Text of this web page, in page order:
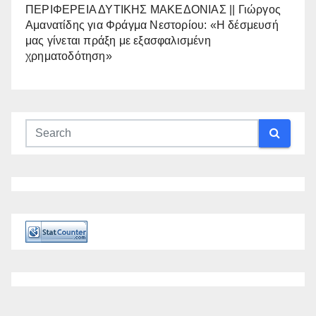
ΠΕΡΙΦΕΡΕΙΑ ΔΥΤΙΚΗΣ ΜΑΚΕΔΟΝΙΑΣ || Γιώργος
Αμανατίδης για Φράγμα Νεστορίου: «Η δέσμευσή
μας γίνεται πράξη με εξασφαλισμένη
χρηματοδότηση»